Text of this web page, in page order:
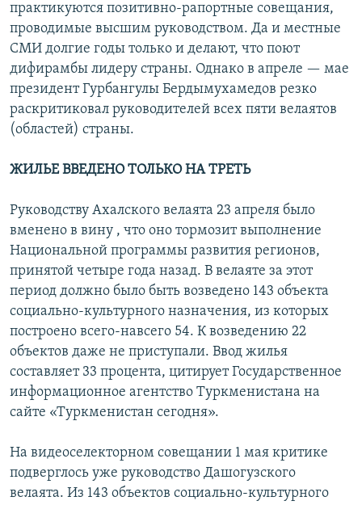
практикуются позитивно-рапортные совещания,
проводимые высшим руководством. Да и местные
СМИ долгие годы только и делают, что поют
дифирамбы лидеру страны. Однако в апреле — мае
президент Гурбангулы Бердымухамедов резко
раскритиковал руководителей всех пяти велаятов
(областей) страны.
ЖИЛЬЕ ВВЕДЕНО ТОЛЬКО НА ТРЕТЬ
Руководству Ахалского велаята 23 апреля было
вменено в вину , что оно тормозит выполнение
Национальной программы развития регионов,
принятой четыре года назад. В велаяте за этот
период должно было быть возведено 143 объекта
социально-культурного назначения, из которых
построено всего-навсего 54. К возведению 22
объектов даже не приступали. Ввод жилья
составляет 33 процента, цитирует Государственное
информационное агентство Туркменистана на
сайте «Туркменистан сегодня».
На видеоселекторном совещании 1 мая критике
подверглось уже руководство Дашогузского
велаята. Из 143 объектов социально-культурного